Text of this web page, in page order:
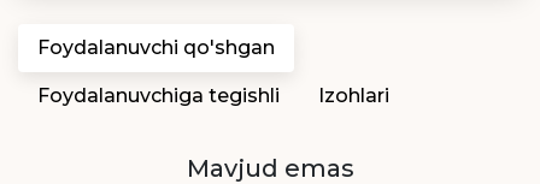
Foydalanuvchi qo'shgan
Foydalanuvchiga tegishli Izohlari
Mavjud emas